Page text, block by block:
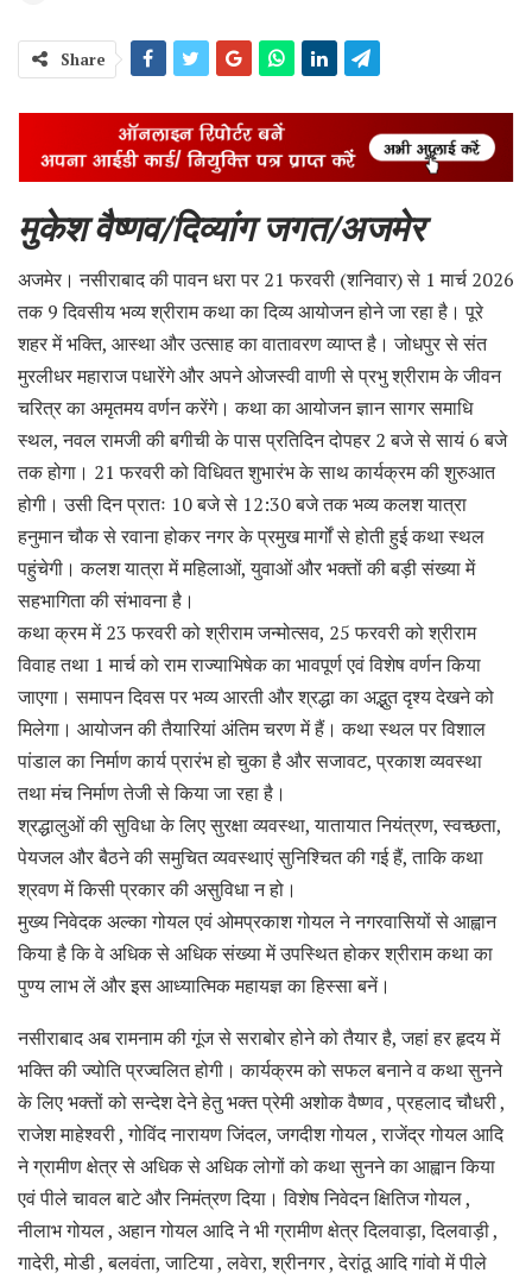
Share
मुकेश वैष्णव/दिव्यांग जगत/अजमेर
अजमेर। नसीराबाद की पावन धरा पर 21 फरवरी (शनिवार) से 1 मार्च 2026
तक 9 दिवसीय भव्य श्रीराम कथा का दिव्य आयोजन होने जा रहा है। पूरे
शहर में भक्ति, आस्था और उत्साह का वातावरण व्याप्त है। जोधपुर से संत
मुरलीधर महाराज पधारेंगे और अपने ओजस्वी वाणी से प्रभु श्रीराम के जीवन
चरित्र का अमृतमय वर्णन करेंगे। कथा का आयोजन ज्ञान सागर समाधि
स्थल, नवल रामजी की बगीची के पास प्रतिदिन दोपहर 2 बजे से सायं 6 बजे
तक होगा। 21 फरवरी को विधिवत शुभारंभ के साथ कार्यक्रम की शुरुआत
होगी। उसी दिन प्रातः 10 बजे से 12:30 बजे तक भव्य कलश यात्रा
हनुमान चौक से रवाना होकर नगर के प्रमुख मार्गों से होती हुई कथा स्थल
पहुंचेगी। कलश यात्रा में महिलाओं, युवाओं और भक्तों की बड़ी संख्या में
सहभागिता की संभावना है।
कथा क्रम में 23 फरवरी को श्रीराम जन्मोत्सव, 25 फरवरी को श्रीराम
विवाह तथा 1 मार्च को राम राज्याभिषेक का भावपूर्ण एवं विशेष वर्णन किया
जाएगा। समापन दिवस पर भव्य आरती और श्रद्धा का अद्भुत दृश्य देखने को
मिलेगा। आयोजन की तैयारियां अंतिम चरण में हैं। कथा स्थल पर विशाल
पांडाल का निर्माण कार्य प्रारंभ हो चुका है और सजावट, प्रकाश व्यवस्था
तथा मंच निर्माण तेजी से किया जा रहा है।
श्रद्धालुओं की सुविधा के लिए सुरक्षा व्यवस्था, यातायात नियंत्रण, स्वच्छता,
पेयजल और बैठने की समुचित व्यवस्थाएं सुनिश्चित की गई हैं, ताकि कथा
श्रवण में किसी प्रकार की असुविधा न हो।
मुख्य निवेदक अल्का गोयल एवं ओमप्रकाश गोयल ने नगरवासियों से आह्वान
किया है कि वे अधिक से अधिक संख्या में उपस्थित होकर श्रीराम कथा का
पुण्य लाभ लें और इस आध्यात्मिक महायज्ञ का हिस्सा बनें।
नसीराबाद अब रामनाम की गूंज से सराबोर होने को तैयार है, जहां हर हृदय में
भक्ति की ज्योति प्रज्वलित होगी। कार्यक्रम को सफल बनाने व कथा सुनने
के लिए भक्तों को सन्देश देने हेतु भक्त प्रेमी अशोक वैष्णव , प्रहलाद चौधरी ,
राजेश माहेश्वरी , गोविंद नारायण जिंदल, जगदीश गोयल , राजेंद्र गोयल आदि
ने ग्रामीण क्षेत्र से अधिक से अधिक लोगों को कथा सुनने का आह्वान किया
एवं पीले चावल बाटे और निमंत्रण दिया। विशेष निवेदन क्षितिज गोयल ,
नीलाभ गोयल , अहान गोयल आदि ने भी ग्रामीण क्षेत्र दिलवाड़ा, दिलवाड़ी ,
गादेरी, मोडी , बलवंता, जाटिया , लवेरा, श्रीनगर , देरांठू आदि गांवो में पीले